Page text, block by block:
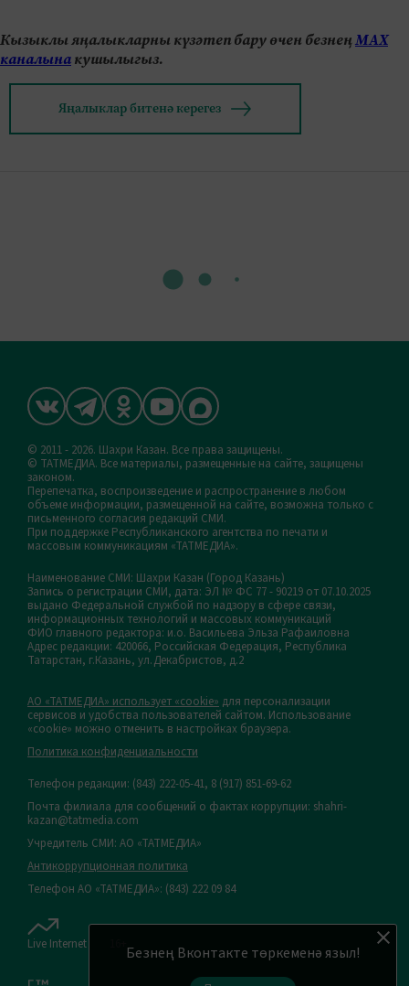
Кызыклы яңалыкларны күзәтеп бару өчен безнеңМАХ
каналынакушылыгыз.
Яңалыклар битенә керегез
Безнең Вконтакте төркеменә языл!
© 2011 - 2026. Шахри Казан. Все права защищены.
© ТАТМЕДИА. Все материалы, размещенные на сайте, защищены
законом.
Перепечатка, воспроизведение и распространение в любом
объеме информации, размещенной на сайте, возможна только с
письменного согласия редакций СМИ.
При поддержке Республиканского агентства по печати и
массовым коммуникациям «ТАТМЕДИА».
Наименование СМИ: Шахри Казан (Город Казань)
Запись о регистрации СМИ, дата: ЭЛ № ФС 77 - 90219 от 07.10.2025
выдано Федеральной службой по надзору в сфере связи,
информационных технологий и массовых коммуникаций
ФИО главного редактора: и.о. Васильева Эльза Рафаиловна
Адрес редакции: 420066, Российская Федерация, Республика
Татарстан, г.Казань, ул.Декабристов, д.2
АО «ТАТМЕДИА» использует «cookie» для персонализации
сервисов и удобства пользователей сайтом. Использование
«cookie» можно отменить в настройках браузера.
Политика конфиденциальности
Телефон редакции: (843) 222-05-41, 8 (917) 851-69-62
Почта филиала для сообщений о фактах коррупции: shahri-
kazan@tatmedia.com
Учредитель СМИ: АО «ТАТМЕДИА»
Антикоррупционная политика
Телефон АО «ТАТМЕДИА»: (843) 222 09 84
Live Internet